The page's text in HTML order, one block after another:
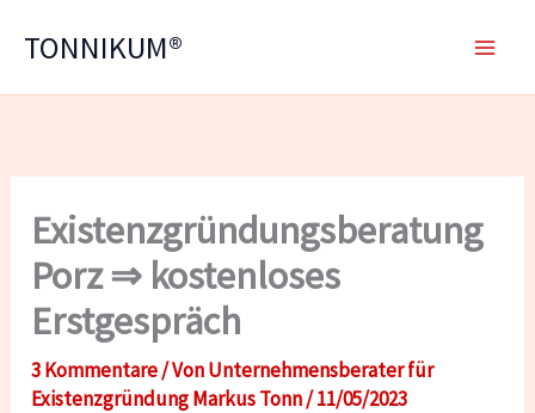
InhaltTONNIKUM®
Existenzgründungsberatung
Porz ⇒ kostenloses
Erstgespräch
3 Kommentare/ VonUnternehmensberater für
Existenzgründung Markus Tonn/11/05/2023